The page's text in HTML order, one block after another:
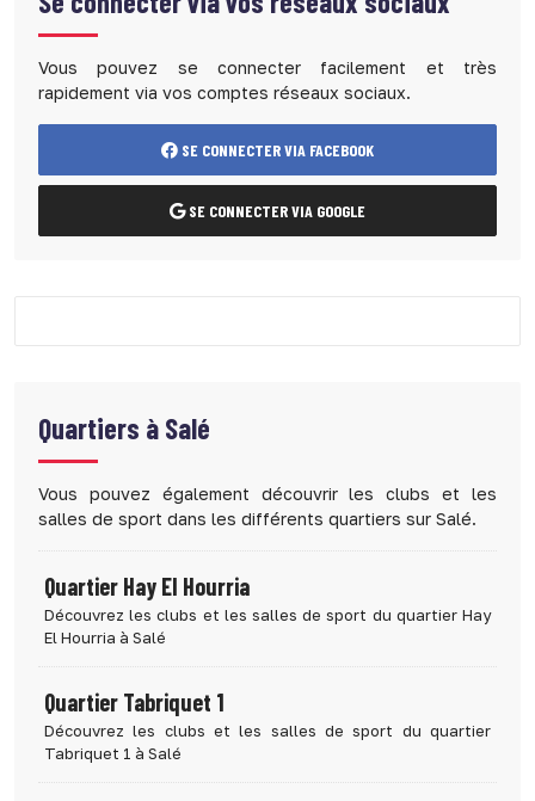
Vous pouvez se connecter facilement et très
rapidement via vos comptes réseaux sociaux.
SE CONNECTER VIA FACEBOOK
SE CONNECTER VIA GOOGLE
Quartiers à Salé
Vous pouvez également découvrir les clubs et les
salles de sport dans les différents quartiers sur Salé.
Quartier Hay El Hourria
Découvrez les clubs et les salles de sport du quartier Hay
El Hourria à Salé
Quartier Tabriquet 1
Découvrez les clubs et les salles de sport du quartier
Tabriquet 1 à Salé